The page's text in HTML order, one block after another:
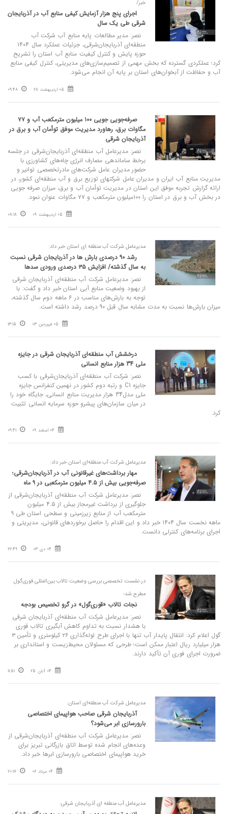
خبر/
اجرای پنج هزار آزمایش کیفی منابع آب در آذربایجان
شرقی طی یک‌ سال
نصر: مدیر مطالعات پایه منابع آب شرکت آب
منطقه‌ای آذربایجان‌شرقی، جزئیات عملکرد سال ۱۴۰۴
حوزه پایش و کنترل کیفیت منابع آب استان را تشریح
کرد؛ عملکردی گسترده که بخش مهمی از تصمیم‌سازی‌های مدیریتی، کنترل کیفی منابع
آب و حفاظت از آبخوان‌های استان بر پایه آن انجام می‌شود.
05 اردیبهشت 28 09:48
صرفه‌جویی جویی ۱۰۰ میلیون مترمکعب آب و ۷۷
مگاوات برق، رهاورد مدیریت موفق توأمان آب و برق در
آذربایجان‌ شرقی
نصر: مدیرعامل آب منطقه‌ای آذربایجان‌شرقی در جلسه
برخط ساماندهی مصارف انرژی چاه‌های کشاورزی با
حضور مدیران عامل شرکت‌های مادرتخصصی توانیر و
مدیریت منابع آب ایران و مدیران عامل شرکتهای توزیع برق و آب منطقه‌ای کشور، در
ارائه گزارش تجربه موفق این استان در مدیریت توأمان آب و برق، میزان صرفه جویی
در بخش آب و برق در استان را ۱۰۰میلیون مترمکعب و ۷۷ مگاوات عنوان نمود.
05 اردیبهشت 09 08:18
مدیرعامل شرکت آب منطقه‌ ای استان خبر داد:
رشد ۹۰ درصدی بارش‌ ها در آذربایجان شرقی نسبت
به سال گذشته/ افزایش ۳۵ درصدی ورودی سدها
نصر: مدیرعامل شرکت آب منطقه‌ای آذربایجان شرقی
از بهبود وضعیت منابع آبی استان خبر داد و گفت: با
توجه به بارش‌های مناسب در 6 ماهه دوم سال گذشته،
میزان بارش‌ها نسبت به مدت مشابه سال قبل ۹۰ درصد رشد داشته است.
05 فروردین 03 13:15
درخشش آب منطقه‌ای آذربایجان‌ شرقی در جایزه
ملی 34 هزار منابع انسانی
نصر: شرکت آب منطقه‌ای آذربایجان‌شرقی با کسب
جایزه C1 و رتبه دوم کشور در نهمین کنفرانس جایزه
ملی مدل34 هزار مدیریت منابع انسانی، جایگاه خود را
در میان سازمان‌های پیشرو حوزه سرمایه انسانی تثبیت
کرد.
04 اسفند 09 09:41
مدیرعامل شرکت آب منطقه‌ای استان خبر داد:
مهار برداشت‌های غیرقانونی آب در آذربایجان‌شرقی؛
صرفه‌جویی بیش از ۴.۵ میلیون مترمکعبی در ۹ ماه
نصر: مدیرعامل شرکت آب منطقه‌ای آذربایجان‌شرقی از
جلوگیری از برداشت غیرمجاز بیش از ۴.۵ میلیون
مترمکعب آب از منابع زیرزمینی و سطحی استان طی ۹
ماهه نخست سال ۱۴۰۴ خبر داد و این اقدام را حاصل برخوردهای قانونی، مدیریتی و
اجرای برنامه‌های کنترلی دانست.
04 دی 03 22:49
در نشست تخصصی بررسی وضعیت تالاب بین‌المللی قوری‌گول
مطرح شد؛
نجات تالاب «قوری‌گول» در گرو تخصیص بودجه
نصر: مدیرعامل شرکت آب منطقه‌ای آذربایجان شرقی
با هشدار نسبت به تداوم کاهش آبگیری تالاب قوری
گول اعلام کرد: انتقال پایدار آب تنها با اجرای طرح لوله‌گذاری ۲۶ کیلومتری و تأمین ۳
هزار میلیارد ریال اعتبار ممکن است؛ طرحی که مسئولان محیط‌زیست و استانداری بر
ضرورت اجرای فوری آن تأکید دارند.
04 آبان 25 11:51
مدیرعامل شرکت آب‌ منطقه‌ای استان:
آذربایجان‌ شرقی صاحب هواپیمای اختصاصی
بارورسازی ابر می‌‌شود؟
نصر: مدیرعامل شرکت آب‌ منطقه‌ای آذربایجان‌شرقی از
وعده‌های انجام شده توسط اتاق بازرگانی تبریز برای
خرید هواپیمای اختصاصی بارورسازی ابرها خبر داد.
04 مرداد 06 20:17
مدیرعامل آب منطقه ای آذربایجان شرقی: